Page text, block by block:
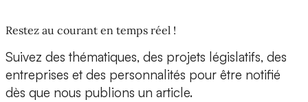
Restez au courant en temps réel !
Suivez des thématiques, des projets législatifs, des
entreprises et des personnalités pour être notifié
dès que nous publions un article.